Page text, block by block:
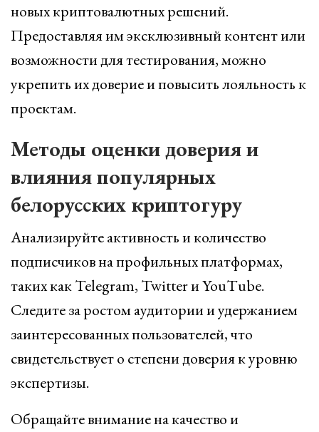
новых криптовалютных решений.
Предоставляя им эксклюзивный контент или
возможности для тестирования, можно
укрепить их доверие и повысить лояльность к
проектам.
Методы оценки доверия и
влияния популярных
белорусских криптогуру
Анализируйте активность и количество
подписчиков на профильных платформах,
таких как Telegram, Twitter и YouTube.
Следите за ростом аудитории и удержанием
заинтересованных пользователей, что
свидетельствует о степени доверия к уровню
экспертизы.
Обращайте внимание на качество и